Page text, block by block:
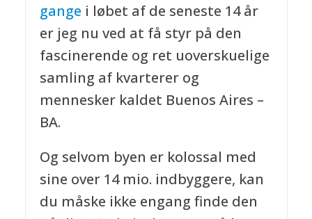
gange i løbet af de seneste 14 år
er jeg nu ved at få styr på den
fascinerende og ret uoverskuelige
samling af kvarterer og
mennesker kaldet Buenos Aires –
BA.
Og selvom byen er kolossal med
sine over 14 mio. indbyggere, kan
du måske ikke engang finde den